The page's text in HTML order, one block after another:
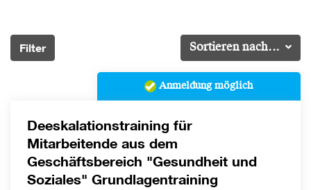
Sortieren nach...
Filter
Anmeldung möglich
Deeskalationstraining für
Mitarbeitende aus dem
Geschäftsbereich "Gesundheit und
Soziales" Grundlagentraining